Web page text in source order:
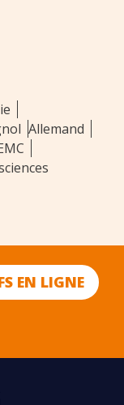
Allemand
EN LIGNE